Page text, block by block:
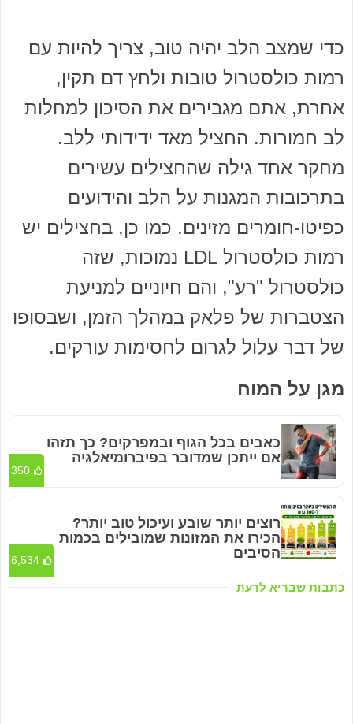
כדי שמצב הלב יהיה טוב, צריך להיות עם
רמות כולסטרול טובות ולחץ דם תקין,
אחרת, אתם מגבירים את הסיכון למחלות
לב חמורות. החציל מאד ידידותי ללב.
מחקר אחד גילה שהחצילים עשירים
בתרכובות המגנות על הלב והידועים
כפיטו-חומרים מזינים. כמו כן, בחצילים יש
רמות כולסטרול LDL נמוכות, שזה
כולסטרול "רע", והם חיוניים למניעת
הצטברות של פלאק במהלך הזמן, ושבסופו
של דבר עלול לגרום לחסימות עורקים.
מגן על המוח
כתבות שבריא לדעת
כאבים בכל הגוף ובמפרקים? כך תזהו
אם ייתכן שמדובר בפיברומיאלגיה
350
רוצים יותר שובע ועיכול טוב יותר?
הכירו את המזונות שמובילים בכמות
הסיבים
6,534